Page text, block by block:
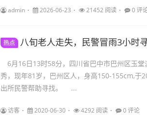
admin 2026-06-23 21452 阅读 0 评
热点 八旬老人走失，民警冒雨3小时
6月16日13时58分，四川省巴中市巴州区玉
秀，现年81岁，巴州区人，身高150-155cm,于
出所民警帮助寻找。 ...
访客 2020-06-30 4292 阅读 0 评论